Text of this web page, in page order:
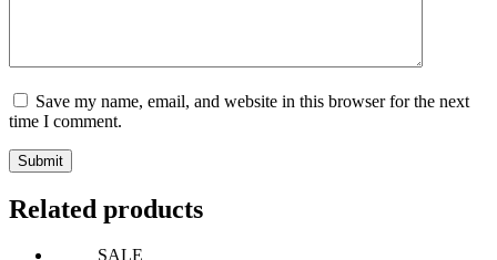
Save my name, email, and website in this browser for the next
time I comment.
Submit
Related products
SALE